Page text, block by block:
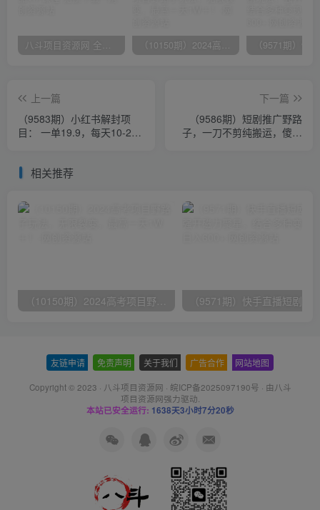
八斗项目资源网 全网正品VIP课程 无损下载~ （10150期）2024高考项目野路子玩法，无限裂变，最高一天1W＋！
上一篇
（9583期）小红书解封项
目： 一单19.9，每天10-20
下一篇
（9586期）短剧推广野路
子，一刀不剪纯搬运，傻瓜
相关推荐
（10150期）2024高考项目野路子玩法，无限裂变，最高一天1W＋！
友链申请 免责声明 关于我们 广告合作 网站地图
Copyright © 2023 · 八斗项目资源网 · 皖ICP备2025097190号 · 由八斗
项目资源网强力驱动.
本站已安全运行: 1638天3小时7分20秒